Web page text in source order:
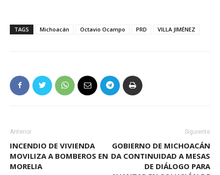
TAGS Michoacán Octavio Ocampo PRD VILLA JIMÉNEZ
Anterior
INCENDIO DE VIVIENDA
MOVILIZA A BOMBEROS EN
MORELIA
Siguiente
GOBIERNO DE MICHOACÁN
DA CONTINUIDAD A MESAS
DE DIÁLOGO PARA